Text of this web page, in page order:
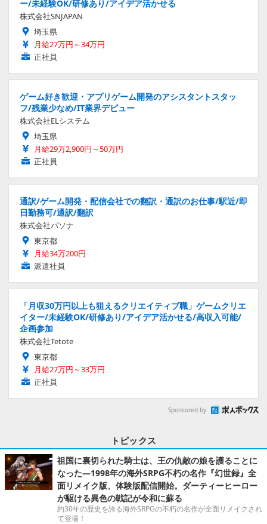
ー/未経験OK/研修あり/アイデア活かせる
株式会社SNJAPAN
埼玉県
月給27万円～34万円
正社員
ゲーム好き歓迎・アプリゲーム開発のアシスタントスタッ
フ/残業少なめ/IT業界デビュー
株式会社ELシステム
埼玉県
月給29万2,900円～50万円
正社員
通訳/ゲーム開発・配信会社での翻訳・通訳のお仕事/駅近/即
日勤務可/通訳/翻訳
株式会社パソナ
東京都
月給34万200円
派遣社員
「月収30万円以上も狙えるクリエイティブ職」ゲームクリエ
イター/未経験OK/研修あり/アイデア活かせる/高収入可能/
企画参加
株式会社Tetote
東京都
月給27万円～33万円
正社員
Sponsored by
トピックス
祖国に裏切られた騎士は、王の仇敵の娘を護ることに
なった―1998年の海外SRPG不朽の名作『幻世録』全
面リメイク版、体験版配信開始。ダーティーヒーロー
が駆ける異色の戦記が令和に蘇る
約30年の歴史を誇る海外SRPGの不朽の名作が全面リメイクされ
て登場！